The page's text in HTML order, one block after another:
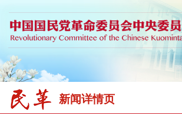
新闻详情页